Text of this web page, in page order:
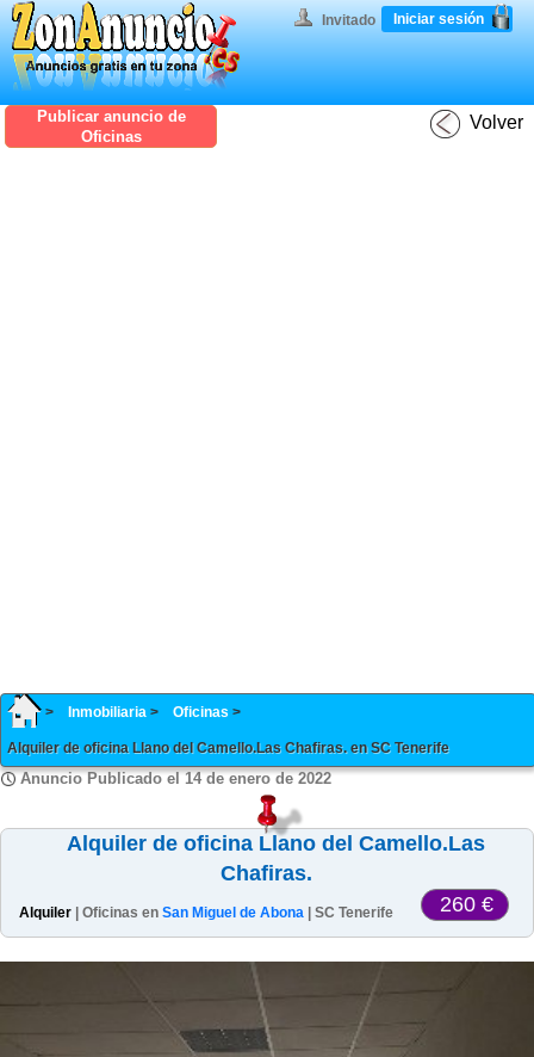
Invitado Iniciar sesión
Publicar anuncio de
Oficinas
Volver
Inmobiliaria Oficinas
Alquiler de oficina Llano del Camello.Las Chafiras. en SC Tenerife
Anuncio Publicado el 14 de enero de 2022
Alquiler de oficina Llano del Camello.Las
Chafiras.
Alquiler | Oficinas en San Miguel de Abona | SC Tenerife 260 €